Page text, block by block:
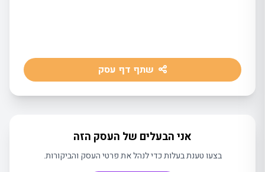
שתף דף עסק
אני הבעלים של העסק הזה
בצעו טענת בעלות כדי לנהל את פרטי העסק והביקורות.